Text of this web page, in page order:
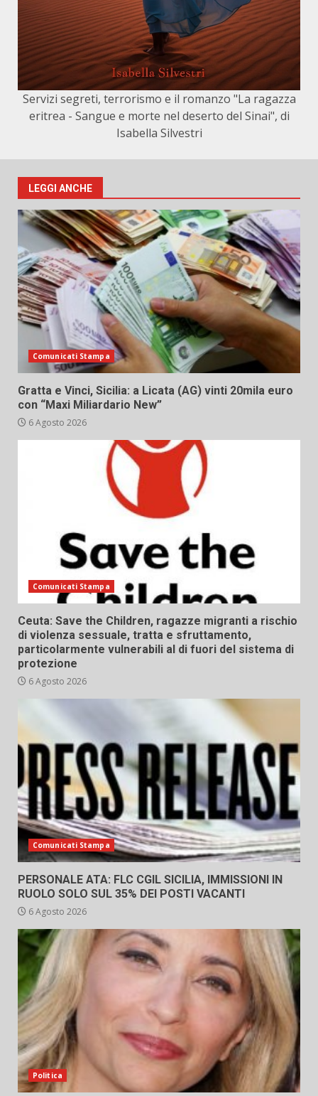
Servizi segreti, terrorismo e il romanzo "La ragazza
eritrea - Sangue e morte nel deserto del Sinai", di
Isabella Silvestri
LEGGI ANCHE
Comunicati Stampa
Gratta e Vinci, Sicilia: a Licata (AG) vinti 20mila euro
con “Maxi Miliardario New”
6 Agosto 2026
Comunicati Stampa
Ceuta: Save the Children, ragazze migranti a rischio
di violenza sessuale, tratta e sfruttamento,
particolarmente vulnerabili al di fuori del sistema di
protezione
6 Agosto 2026
Comunicati Stampa
PERSONALE ATA: FLC CGIL SICILIA, IMMISSIONI IN
RUOLO SOLO SUL 35% DEI POSTI VACANTI
6 Agosto 2026
Politica